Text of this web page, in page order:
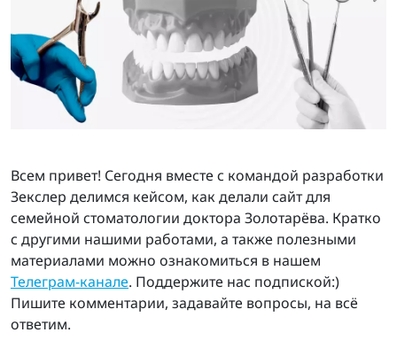
Всем привет! Сегодня вместе с командой разработки
Зекслер делимся кейсом, как делали сайт для
семейной стоматологии доктора Золотарёва. Кратко
с другими нашими работами, а также полезными
материалами можно ознакомиться в нашем
Телеграм-канале. Поддержите нас подпиской:)
Пишите комментарии, задавайте вопросы, на всё
ответим.